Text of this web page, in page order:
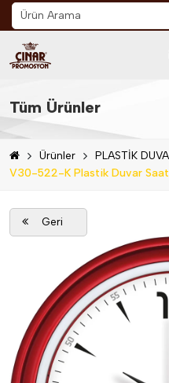
Ana Sayfa
Hakkımızda
Sektör
Mail Order
İletişim
Tüm Ürünler
Ürünler
PLASTİK
V30-522-K Plastik Duvar
Geri